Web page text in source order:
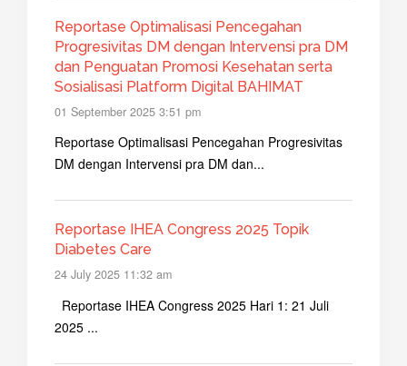
Reportase Optimalisasi Pencegahan
Progresivitas DM dengan Intervensi pra DM
dan Penguatan Promosi Kesehatan serta
Sosialisasi Platform Digital BAHIMAT
01 September 2025 3:51 pm
Reportase Optimalisasi Pencegahan Progresivitas
DM dengan Intervensi pra DM dan...
Reportase IHEA Congress 2025 Topik
Diabetes Care
24 July 2025 11:32 am
Reportase IHEA Congress 2025 Hari 1: 21 Juli
2025 ...